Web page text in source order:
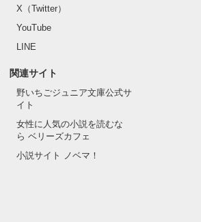
X（Twitter）
YouTube
LINE
関連サイト
野いちごジュニア文庫公式サ
イト
女性に人気の小説を読むな
ら ベリーズカフェ
小説サイト ノベマ！